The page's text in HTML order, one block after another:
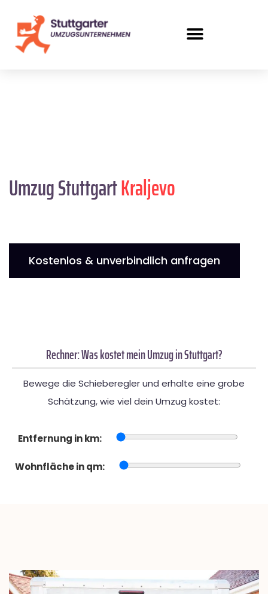
Umzug StuttgartKraljevo
Kostenlos & unverbindlich anfragen
Rechner: Was kostet mein Umzug in Stuttgart?
Bewege die Schieberegler und erhalte eine grobe
Schätzung, wie viel dein Umzug kostet:
Entfernung in km:
Wohnfläche in qm: